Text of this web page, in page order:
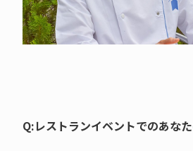
Q:レストランイベントでのあな